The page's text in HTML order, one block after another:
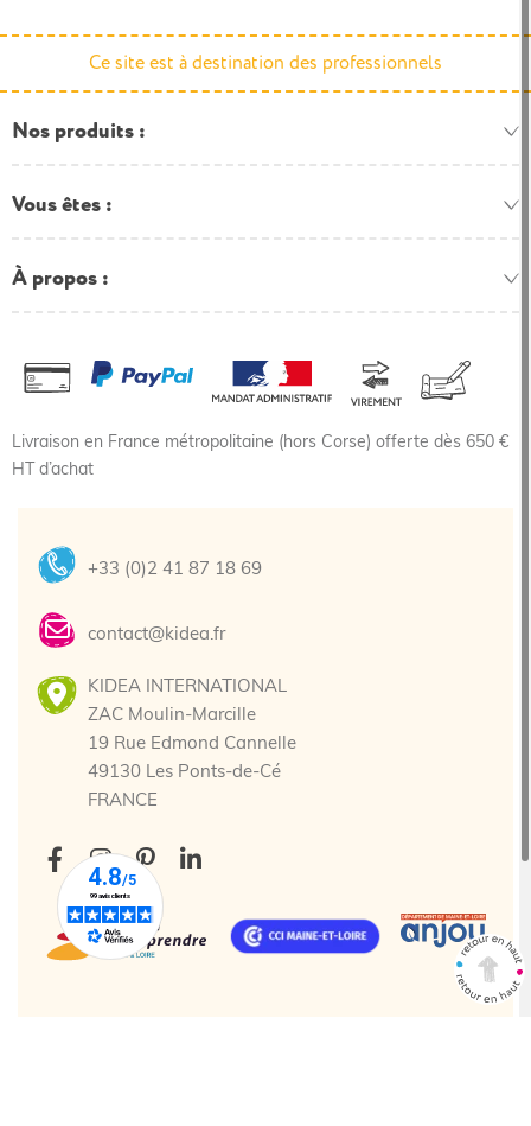
Ce site est à destination des professionnels
Nos produits
Vous êtes
À propos
Livraison en France métropolitaine (hors Corse) offerte dès 650 €
HT d’achat
+33 (0)2 41 87 18 69
contact@kidea.fr
KIDEA INTERNATIONAL
ZAC Moulin-Marcille
19 Rue Edmond Cannelle
49130 Les Ponts-de-Cé
FRANCE